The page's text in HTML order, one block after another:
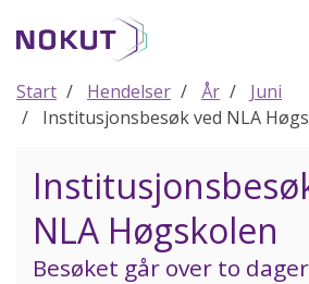
hovedinnhold
Start Hendelser År
Juni
Institusjonsbesøk ved NLA
NLA Høgskolen
Besøket går over to